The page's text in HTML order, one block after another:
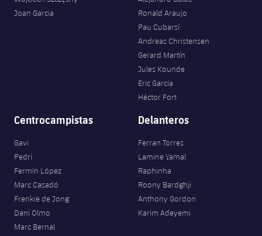
Servicios Médicos
Acreditaciones
Fotos
Fotos
Infantil A
Palmarés
Historia
Clasificaciones
plusicon
más
Infantil
Actualidad
Entradas
Resultados
Barça Atlètic
plusicon
Calendario
Resultados
Actualidad
Barça C
Campus Verano
PLUSICON
MÁS
Joan Garcia
Ronald Araujo
Pau Cubarsí
Andreas Christensen
Gerard Martín
Jules Kounde
Eric García
Héctor Fort
Centrocampistas
Gavi
Pedri
Fermín López
Marc Casadó
Frenkie de Jong
Dani Olmo
Marc Bernal
Delanteros
Ferran Torres
Lamine Yamal
Raphinha
Roony Bardghji
Anthony Gordon
Karim Adeyemi